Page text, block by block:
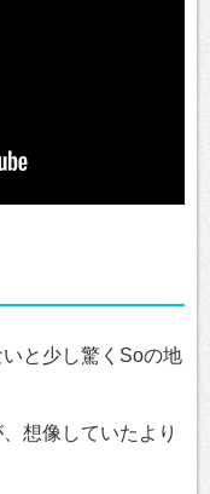
と少し驚くSoの地
想像していたより